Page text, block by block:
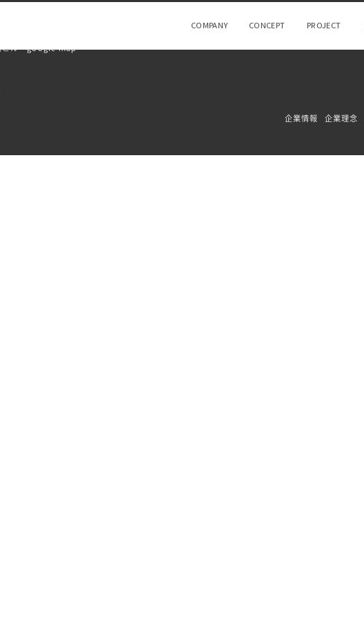
COMPANY CONCEPT PROJECT
企業情報 企業理念